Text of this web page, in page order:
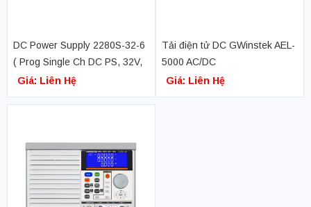
DC Power Supply 2280S-32-6
( Prog Single Ch DC PS, 32V,
6A, 192W)
Giá: Liên Hệ
Tải điện tử DC GWinstek AEL-
5000 AC/DC
(350V/18.75A/1875W ~
Giá: Liên Hệ